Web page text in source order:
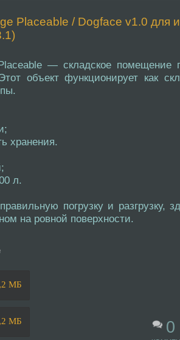
Placeable / Dogface v1.0 для
— складское помещение
объект функционирует как
хранения.
л.
погрузку и разгрузку,
на ровной поверхности.
МБ
МБ 0